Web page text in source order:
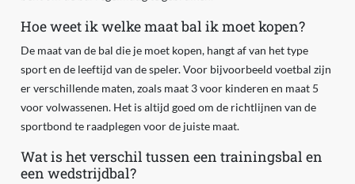
Hoe weet ik welke maat bal ik moet kopen?
De maat van de bal die je moet kopen, hangt af van het type
sport en de leeftijd van de speler. Voor bijvoorbeeld voetbal zijn
er verschillende maten, zoals maat 3 voor kinderen en maat 5
voor volwassenen. Het is altijd goed om de richtlijnen van de
sportbond te raadplegen voor de juiste maat.
Wat is het verschil tussen een trainingsbal en
een wedstrijdbal?